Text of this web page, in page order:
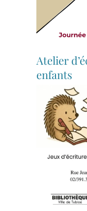
Atelier
enfants